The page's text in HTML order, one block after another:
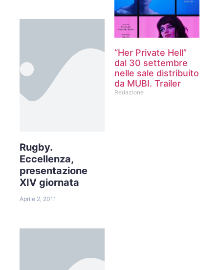
Rugby.
Eccellenza,
presentazione
XIV giornata
Aprile 2, 2011
“Her Private Hell”
dal 30 settembre
nelle sale distribuito
da MUBI. Trailer
Redazione